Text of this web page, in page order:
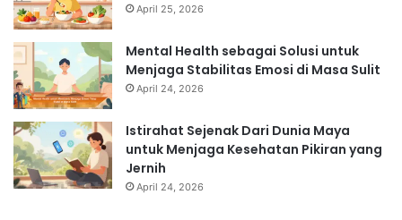
April 25, 2026
Mental Health sebagai Solusi untuk
Menjaga Stabilitas Emosi di Masa Sulit
April 24, 2026
Istirahat Sejenak Dari Dunia Maya
untuk Menjaga Kesehatan Pikiran yang
Jernih
April 24, 2026